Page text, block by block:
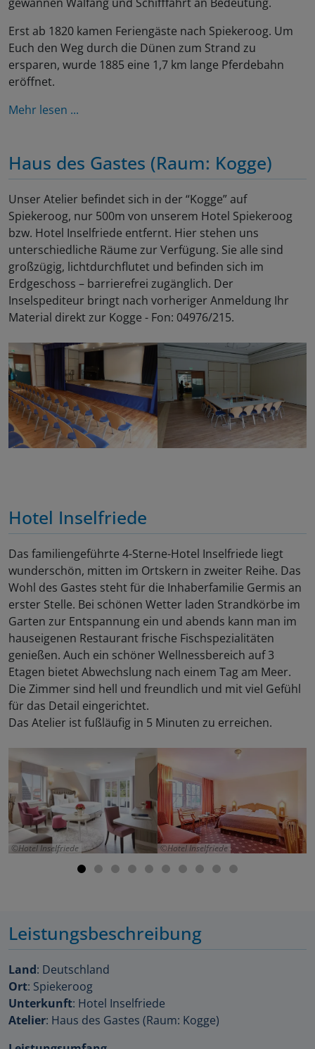
Erst ab 1820 kamen Feriengäste nach Spiekeroog. Um
Euch den Weg durch die Dünen zum Strand zu
ersparen, wurde 1885 eine 1,7 km lange Pferdebahn
eröffnet.
Mehr lesen ...
Haus des Gastes (Raum: Kogge)
Unser Atelier befindet sich in der “Kogge” auf
Spiekeroog, nur 500m von unserem Hotel Spiekeroog
bzw. Hotel Inselfriede entfernt. Hier stehen uns
unterschiedliche Räume zur Verfügung. Sie alle sind
großzügig, lichtdurchflutet und befinden sich im
Erdgeschoss – barrierefrei zugänglich. Der
Inselspediteur bringt nach vorheriger Anmeldung Ihr
Material direkt zur Kogge - Fon: 04976/215.
Hotel Inselfriede
Das familiengeführte 4-Sterne-Hotel Inselfriede liegt
wunderschön, mitten im Ortskern in zweiter Reihe. Das
Wohl des Gastes steht für die Inhaberfamilie Germis an
erster Stelle. Bei schönen Wetter laden Strandkörbe im
Garten zur Entspannung ein und abends kann man im
hauseigenen Restaurant frische Fischspezialitäten
genießen. Auch ein schöner Wellnessbereich auf 3
Etagen bietet Abwechslung nach einem Tag am Meer.
Die Zimmer sind hell und freundlich und mit viel Gefühl
für das Detail eingerichtet.
Das Atelier ist fußläufig in 5 Minuten zu erreichen.
Hotel Inselfriede Hotel Inselfriede
Leistungsbeschreibung
Land: Deutschland
Ort: Spiekeroog
Unterkunft: Hotel Inselfriede
Atelier: Haus des Gastes (Raum: Kogge)